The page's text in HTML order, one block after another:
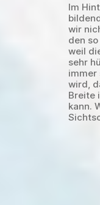
Im
wir
den
weil
sehr
immer
wird,
Breite
kann.